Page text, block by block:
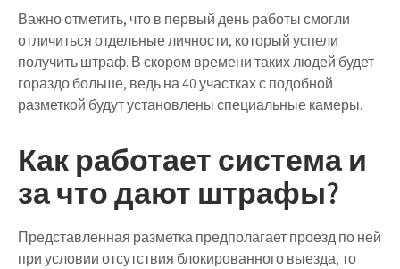
Важно отметить, что в первый день работы смогли
отличиться отдельные личности, который успели
получить штраф. В скором времени таких людей будет
гораздо больше, ведь на 40 участках с подобной
разметкой будут установлены специальные камеры.
Как работает система и
за что дают штрафы?
Представленная разметка предполагает проезд по ней
при условии отсутствия блокированного выезда, то